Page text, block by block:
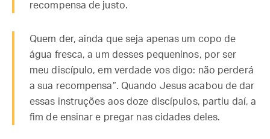
recompensa de justo.
Quem der, ainda que seja apenas um copo de
água fresca, a um desses pequeninos, por ser
meu discípulo, em verdade vos digo: não perderá
a sua recompensa”. Quando Jesus acabou de dar
essas instruções aos doze discípulos, partiu daí, a
fim de ensinar e pregar nas cidades deles.